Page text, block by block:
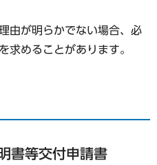
由が明らかでない場合、必
求めることがあります。
書等交付申請書